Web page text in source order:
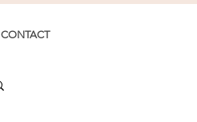
CONTACT